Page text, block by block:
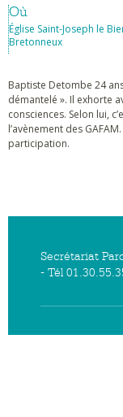
Où
Église Saint-Joseph le
Bretonneux
Baptiste Detombe 24
démantelé ». Il exhorte
consciences. Selon lui,
l’avènement des
participation.
Secrétariat
- Tél